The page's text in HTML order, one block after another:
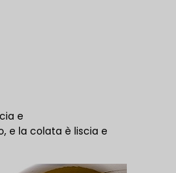
e
e la colata è liscia e